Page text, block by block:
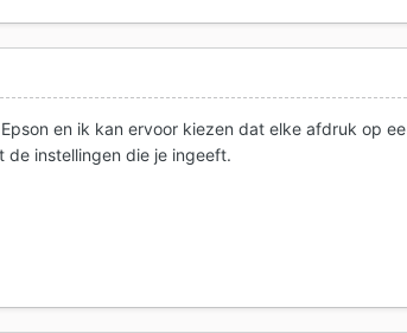
en ik kan ervoor kiezen dat elke afdruk op
instellingen die je ingeeft.